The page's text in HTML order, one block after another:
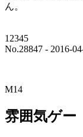
ん。
12345
No.28847 - 2016-
M14
雰囲気ゲー